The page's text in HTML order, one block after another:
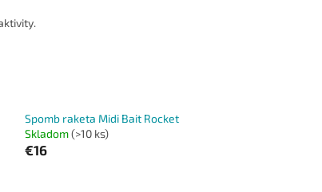
Spomb raketa Midi Bait Rocket
Skladom(>10 ks)
€16